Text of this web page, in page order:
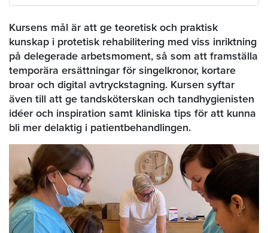
Kursens mål är att ge teoretisk och praktisk
kunskap i protetisk rehabilitering med viss inriktning
på delegerade arbetsmoment, så som att framställa
temporära ersättningar för singelkronor, kortare
broar och digital avtryckstagning. Kursen syftar
även till att ge tandsköterskan och tandhygienisten
idéer och inspiration samt kliniska tips för att kunna
bli mer delaktig i patientbehandlingen.